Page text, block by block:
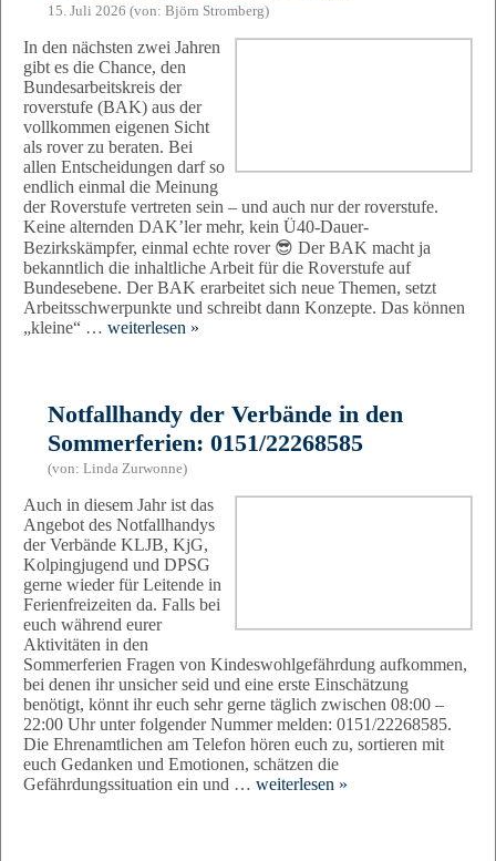
15. Juli 2026 (von: Björn Stromberg)
In den nächsten zwei Jahren
gibt es die Chance, den
Bundesarbeitskreis der
roverstufe (BAK) aus der
vollkommen eigenen Sicht
als rover zu beraten. Bei
allen Entscheidungen darf so
endlich einmal die Meinung
der Roverstufe vertreten sein – und auch nur der roverstufe.
Keine alternden DAK’ler mehr, kein Ü40-Dauer-
Bezirkskämpfer, einmal echte rover 😎 Der BAK macht ja
bekanntlich die inhaltliche Arbeit für die Roverstufe auf
Bundesebene. Der BAK erarbeitet sich neue Themen, setzt
Arbeitsschwerpunkte und schreibt dann Konzepte. Das können
„kleine“ … weiterlesen »
Notfallhandy der Verbände in den
Sommerferien: 0151/22268585
(von: Linda Zurwonne)
Auch in diesem Jahr ist das
Angebot des Notfallhandys
der Verbände KLJB, KjG,
Kolpingjugend und DPSG
gerne wieder für Leitende in
Ferienfreizeiten da. Falls bei
euch während eurer
Aktivitäten in den
Sommerferien Fragen von Kindeswohlgefährdung aufkommen,
bei denen ihr unsicher seid und eine erste Einschätzung
benötigt, könnt ihr euch sehr gerne täglich zwischen 08:00 –
22:00 Uhr unter folgender Nummer melden: 0151/22268585.
Die Ehrenamtlichen am Telefon hören euch zu, sortieren mit
euch Gedanken und Emotionen, schätzen die
Gefährdungssituation ein und … weiterlesen »